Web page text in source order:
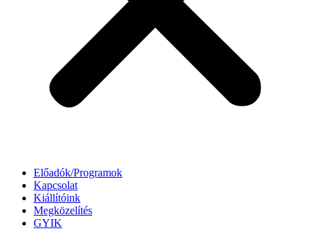
Előadók/Programok
Kapcsolat
Kiállítóink
Megközelítés
GYIK